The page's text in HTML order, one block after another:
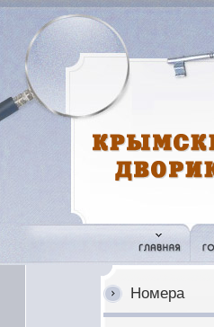
Номера